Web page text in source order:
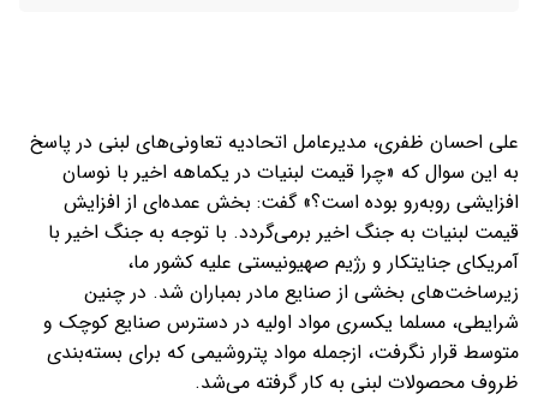
علی احسان ظفری، مدیرعامل اتحادیه تعاونی‌های لبنی در پاسخ
به این سوال که «چرا قیمت لبنیات در یکماهه اخیر با نوسان
افزایشی رو‌به‌رو بوده است؟» گفت: بخش عمده‌ای از افزایش
قیمت لبنیات به جنگ اخیر برمی‌گردد. با توجه به جنگ اخیر با
آمریکای جنایتکار و رژیم صهیونیستی علیه کشور ما،
زیرساخت‌های بخشی از صنایع مادر بمباران شد. در چنین
شرایطی، مسلما یکسری مواد اولیه در دسترس صنایع کوچک و
متوسط قرار نگرفت، ازجمله مواد پتروشیمی که برای بسته‌بندی
ظروف محصولات لبنی به کار گرفته می‌شد.